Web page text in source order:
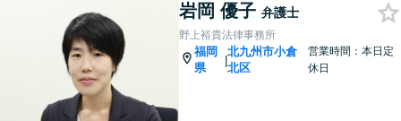
岩岡 優子 弁護士
野上裕貴法律事務所
福岡
県
|
北九州市小倉
北区
営業時間：本日定
休日